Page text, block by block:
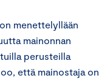
menettelyllään
mainonnan
perusteilla
että mainostaja on